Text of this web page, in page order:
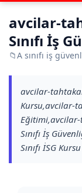
avcilar-
Sınıfı İş
📁A sınıfı iş
avcilar-
Kursu,avcilar-
Eğitimi,avcilar-
Sınıfı İş
Sınıfı İSG Kursu